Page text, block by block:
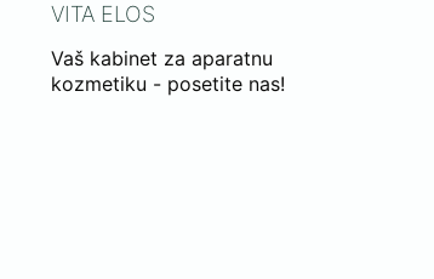
VITA ELOS
Vaš kabinet za aparatnu
kozmetiku - posetite nas!